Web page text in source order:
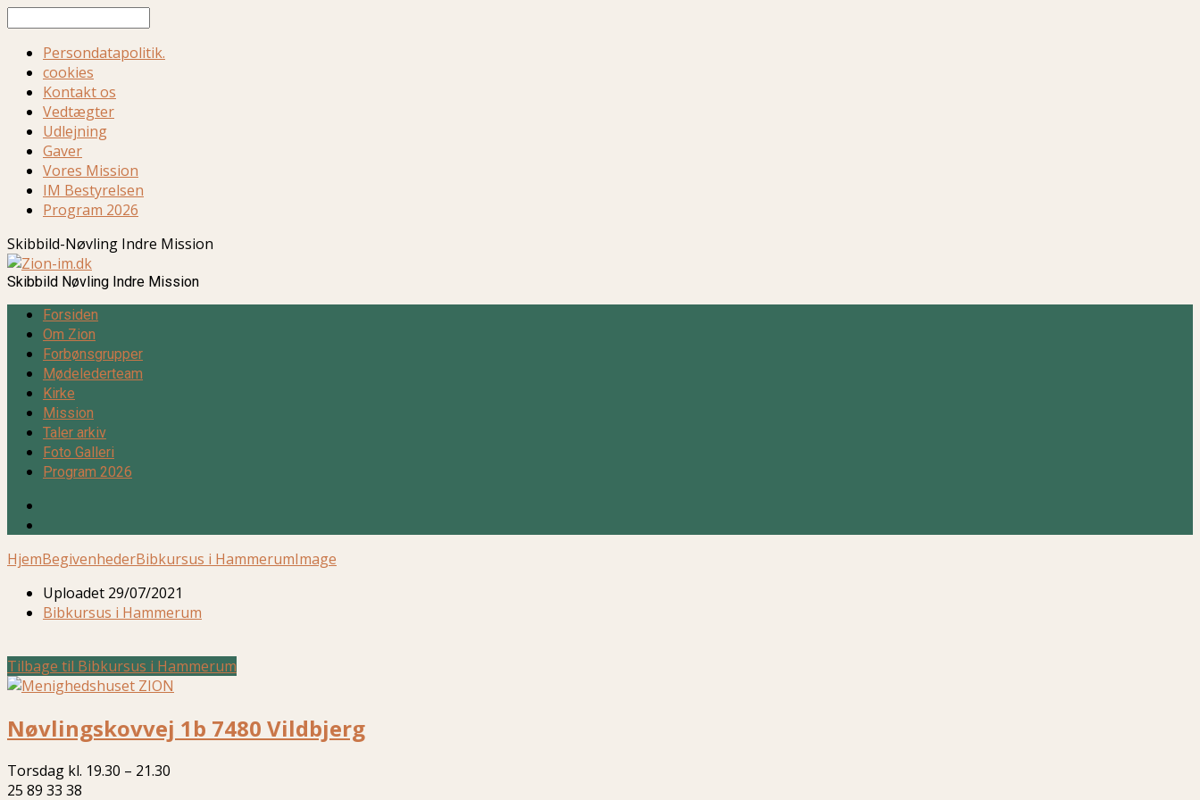
Persondatapolitik.
cookies
Kontakt os
Vedtægter
Udlejning
Gaver
Vores Mission
IM Bestyrelsen
Program 2026
Skibbild-Nøvling Indre Mission
Skibbild Nøvling Indre Mission
Forsiden
Om Zion
Forbønsgrupper
Mødelederteam
Kirke
Mission
Taler arkiv
Foto Galleri
Program 2026
HjemBegivenhederBibkursus i HammerumImage
Uploadet 29/07/2021
Bibkursus i Hammerum
Tilbage til Bibkursus i Hammerum
Nøvlingskovvej 1b 7480 Vildbjerg
Torsdag kl. 19.30 – 21.30
25 89 33 38